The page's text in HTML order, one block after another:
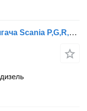
Монитор PSVT AE-TM70M для тягача Scania P,G,R,T-series (2004-2017)
дизель